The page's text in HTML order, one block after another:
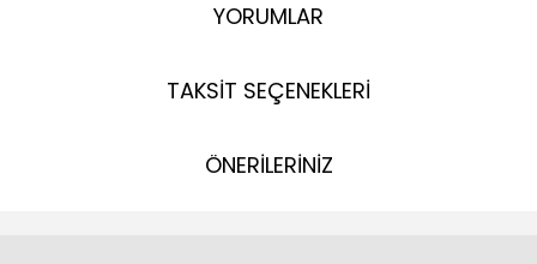
YORUMLAR
TAKSİT SEÇENEKLERİ
ÖNERİLERİNİZ